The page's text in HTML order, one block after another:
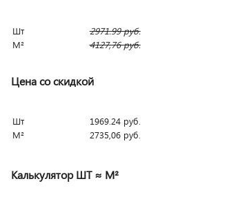
Шт 2971.99руб.
М²
4127,76руб.
Цена со скидкой
Шт 1969.24руб.
М²
2735,06руб.
Калькулятор ШТ ≈ М²